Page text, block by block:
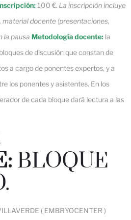
100 €. La inscripción incluye
material docente (presentaciones,
la pausa Metodología docente: la
de discusión que constan de
a cargo de ponentes expertos, y a
los ponentes y asistentes. En los
de cada bloque dará lectura a las
BLOQUE
( EMBRYOCENTER )